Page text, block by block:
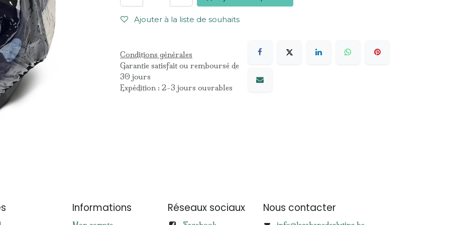
Ajouter à la liste de souhaits
Conditions générales
Garantie satisfait ou remboursé de
30 jours
Expédition : 2-3 jours ouvrables
Informations Réseaux sociaux Nous contacter